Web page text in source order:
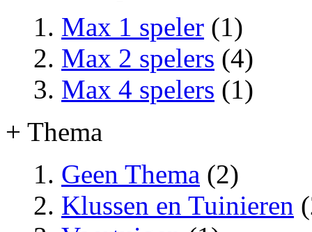
Max 1 speler (1)
Max 2 spelers (4)
Max 4 spelers (1)
+ Thema
Geen Thema (2)
Klussen en Tuinieren